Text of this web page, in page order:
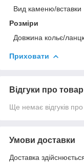
Вид каменю/вставки
Розміри
Довжина кольє/
Приховати
Відгуки про товар
Ще немає відгуків
Умови доставки
Доставка